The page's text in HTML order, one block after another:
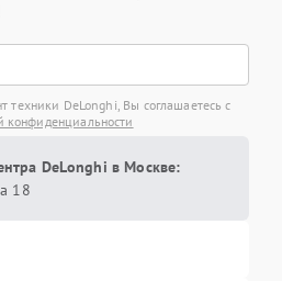
техники DeLonghi, Вы соглашаетесь с
конфиденциальности
DeLonghi в Москве:
18